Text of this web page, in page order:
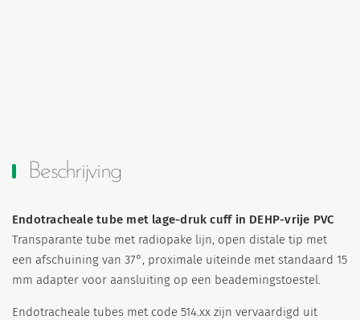
Beschrijving
Endotracheale tube met lage-druk cuff in DEHP-vrije PVC
Transparante tube met radiopake lijn, open distale tip met
een afschuining van 37°, proximale uiteinde met standaard 15
mm adapter voor aansluiting op een beademingstoestel.
Endotracheale tubes met code 514.xx zijn vervaardigd uit